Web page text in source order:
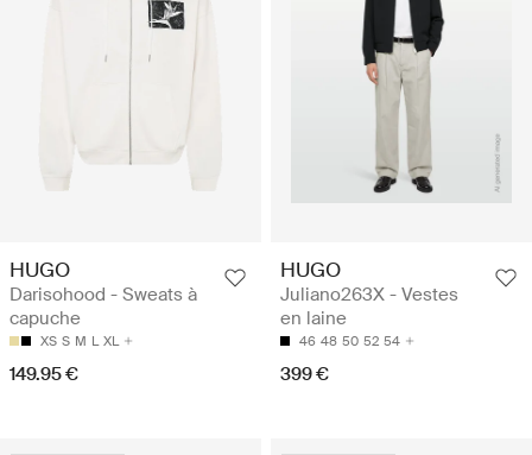
HUGO
Darisohood - Sweats à
capuche
XS S M L XL
149.95 €
HUGO
Juliano263X - Vestes
en laine
46 48 50 52 54
399 €